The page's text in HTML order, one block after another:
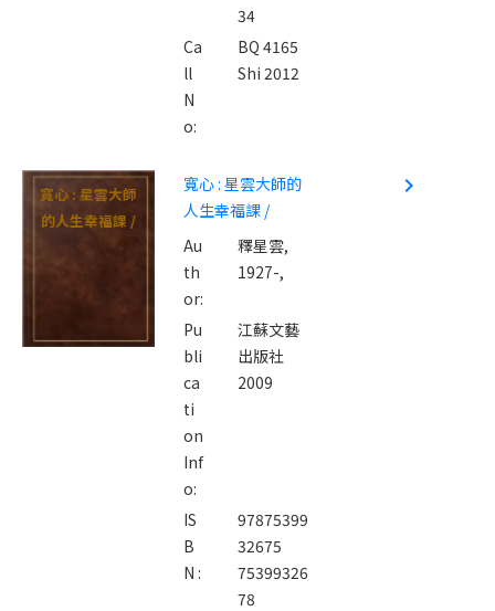
34
Ca
ll
N
o:
BQ 4165
Shi 2012
寬心 : 星雲大師
的人生幸福課 /
寬心 : 星雲大師的
人生幸福課 /
Au
th
or:
釋星雲,
1927-,
Pu
bli
ca
ti
on
Inf
o:
江蘇文藝
出版社
2009
IS
B
N :
97875399
32675
75399326
78
navigate_next